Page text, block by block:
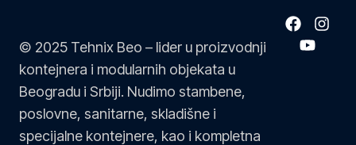
© 2025 Tehnix Beo – lider u proizvodnji
kontejnera i modularnih objekata u
Beogradu i Srbiji. Nudimo stambene,
poslovne, sanitarne, skladišne i
specijalne kontejnere, kao i kompletna